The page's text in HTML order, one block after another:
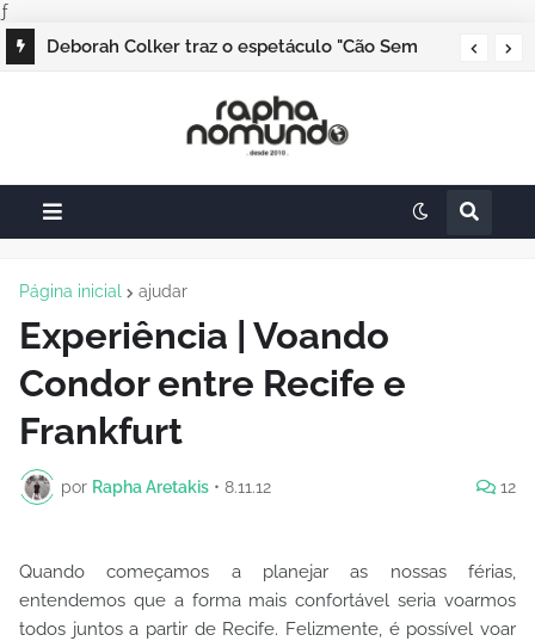
ƒ
Argentina recebe Semana Internacional do
Deborah Colker traz o espetáculo "Cão Sem
Página inicial ajudar
Experiência | Voando
Condor entre Recife e
Frankfurt
por Rapha Aretakis • 8.11.12 12
Quando começamos a planejar as nossas férias,
entendemos que a forma mais confortável seria voarmos
todos juntos a partir de Recife. Felizmente, é possível voar